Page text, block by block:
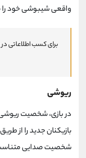
واقعی شیبوشی خود را
برای کسب اطلاعاتی در
ریوشی
در بازی، شخصیت ریوشی
بازیکنان جدید را از
شخصیت صدایی متناسب